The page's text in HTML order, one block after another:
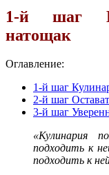
1-й шаг
натощак
Оглавление:
1-й шаг
2-й шаг
3-й шаг
«Кулинария
подходить к
подходить к